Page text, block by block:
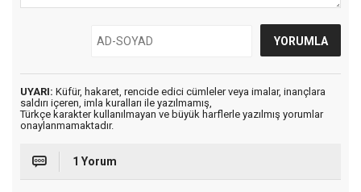
UYARI: Küfür, hakaret, rencide edici cümleler veya imalar, inançlara
saldırı içeren, imla kuralları ile yazılmamış,
Türkçe karakter kullanılmayan ve büyük harflerle yazılmış yorumlar
onaylanmamaktadır.
1 Yorum